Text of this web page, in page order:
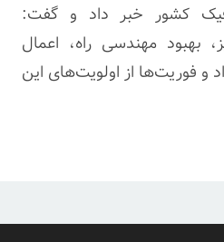
کشور خبر داد و گفت:
بهبود مهندسی راه، اعمال
و فوریت‌ها از اولویت‌های این